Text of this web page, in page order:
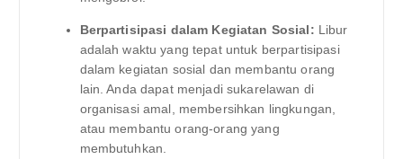
Berpartisipasi dalam Kegiatan Sosial: Libur
adalah waktu yang tepat untuk berpartisipasi
dalam kegiatan sosial dan membantu orang
lain. Anda dapat menjadi sukarelawan di
organisasi amal, membersihkan lingkungan,
atau membantu orang-orang yang
membutuhkan.